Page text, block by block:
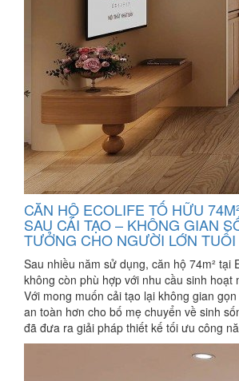
CĂN HỘ ECOLIFE TỐ HỮU
SAU CẢI TẠO – KHÔNG GIAN
TƯỞNG CHO NGƯỜI LỚN TUỔI
Sau nhiều năm sử dụng, căn hộ 74m² tại
không còn phù hợp với nhu cầu sinh hoạt
Với mong muốn cải tạo lại không gian
an toàn hơn cho bố mẹ chuyển về sinh
đã đưa ra giải pháp thiết kế tối ưu công